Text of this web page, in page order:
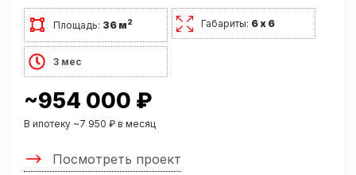
Площадь: 36 м2 Габариты: 6 х 6
3 мес
~954 000 ₽
В ипотеку ~7 950 ₽ в месяц
Посмотреть проект